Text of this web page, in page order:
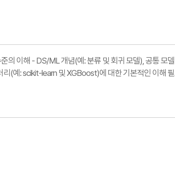
의 이해 - DS/ML 개념(예: 분류 및 회귀 모델), 공통 모
(예: scikit-learn 및 XGBoost)에 대한 기본적인 이해